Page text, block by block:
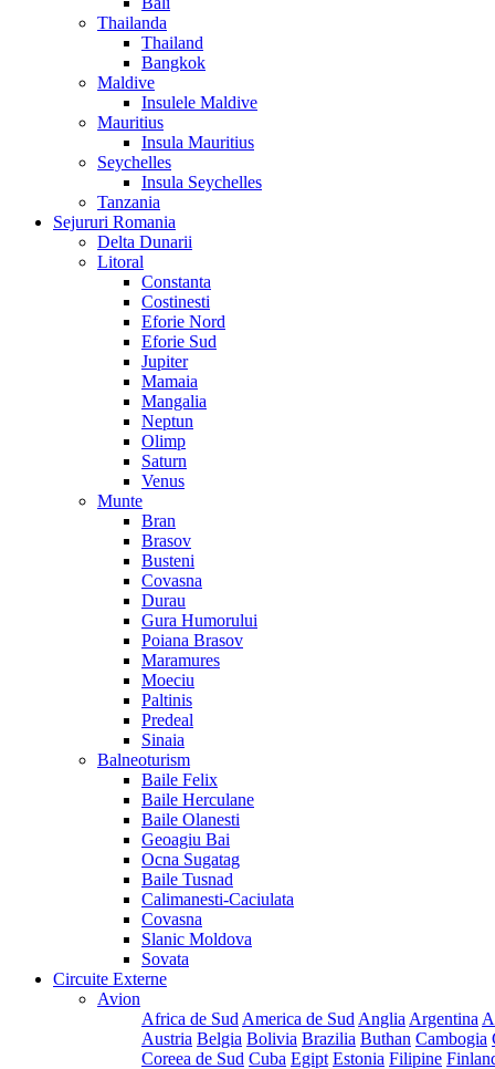
Thailanda
Thailand
Bangkok
Maldive
Insulele Maldive
Mauritius
Insula Mauritius
Seychelles
Insula Seychelles
Tanzania
Sejururi Romania
Delta Dunarii
Litoral
Constanta
Costinesti
Eforie Nord
Eforie Sud
Jupiter
Mamaia
Mangalia
Neptun
Olimp
Saturn
Venus
Munte
Bran
Brasov
Busteni
Covasna
Durau
Gura Humorului
Poiana Brasov
Maramures
Moeciu
Paltinis
Predeal
Sinaia
Balneoturism
Baile Felix
Baile Herculane
Baile Olanesti
Geoagiu Bai
Ocna Sugatag
Baile Tusnad
Calimanesti-Caciulata
Covasna
Slanic Moldova
Sovata
Circuite Externe
Avion
Africa de Sud America de Sud Anglia Argentina
Austria Belgia Bolivia Brazilia Buthan Cambogia
Coreea de Sud Cuba Egipt Estonia Filipine